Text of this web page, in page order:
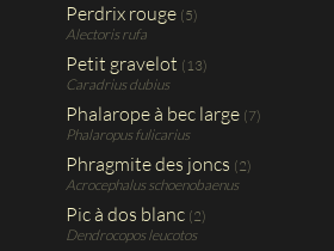
Perdrix rouge (5)
Alectoris rufa
Petit gravelot (13)
Caradrius dubius
Phalarope à bec large (7)
Phalaropus fulicarius
Phragmite des joncs (2)
Acrocephalus schoenobaenus
Pic à dos blanc (2)
Dendrocopos leucotos